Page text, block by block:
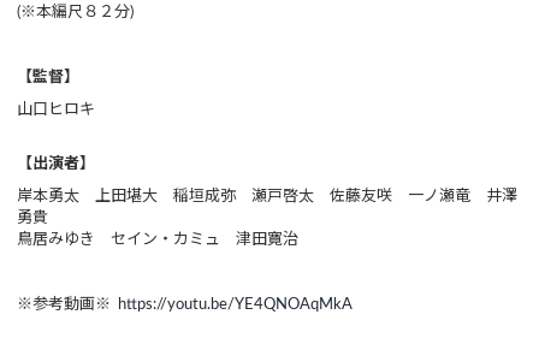
(※本編尺８２分)
【監督】
山口ヒロキ
【出演者】
岸本勇太 上田堪大 稲垣成弥 瀬戸啓太 佐藤友咲 一ノ瀬竜 井澤
勇貴
鳥居みゆき セイン・カミュ 津田寛治
※参考動画※ https://youtu.be/YE4QNOAqMkA